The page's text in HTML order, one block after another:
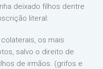
deixado filhos dentre
literal:
colaterais, os mais
salvo o direito de
de irmãos. (grifos e